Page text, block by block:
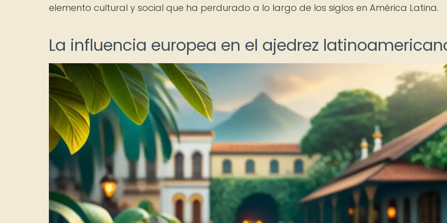
elemento cultural y social que ha perdurado a lo largo de los siglos en América Latina.
La influencia europea en el ajedrez